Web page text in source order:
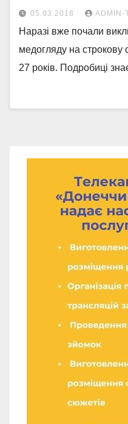
05.03.2018 ADMIN-
Наразі вже почали
медогляду на строкову
27 років. Подробиці